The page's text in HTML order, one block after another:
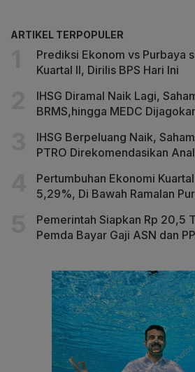
ARTIKEL TERPOPULER
Prediksi Ekonom vs Purbaya
Kuartal II, Dirilis BPS Hari Ini
IHSG Diramal Naik Lagi,
BRMS,hingga MEDC
IHSG Berpeluang Naik,
PTRO Direkomendasikan
Pertumbuhan Ekonomi
5,29%, Di Bawah Ramalan
Pemerintah Siapkan Rp 20,5
Pemda Bayar Gaji ASN dan